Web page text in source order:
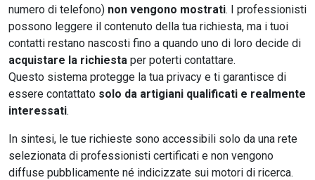
numero di telefono) non vengono mostrati. I professionisti
possono leggere il contenuto della tua richiesta, ma i tuoi
contatti restano nascosti fino a quando uno di loro decide di
acquistare la richiesta per poterti contattare.
Questo sistema protegge la tua privacy e ti garantisce di
essere contattato solo da artigiani qualificati e realmente
interessati.
In sintesi, le tue richieste sono accessibili solo da una rete
selezionata di professionisti certificati e non vengono
diffuse pubblicamente né indicizzate sui motori di ricerca.